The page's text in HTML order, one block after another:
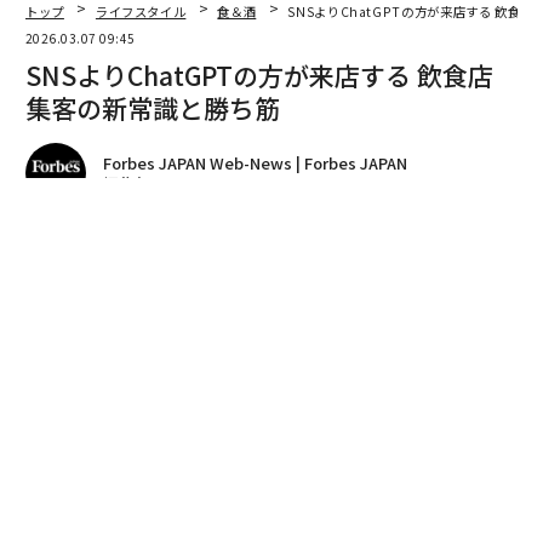
トップ ライフスタイル 食＆酒
SNSよりChatGPTの方が来店する 飲食店
2026.03.07 09:45
SNSよりChatGPTの方が来店する 飲食店
集客の新常識と勝ち筋
Forbes JAPAN Web-News | Forbes JAPAN
編集部